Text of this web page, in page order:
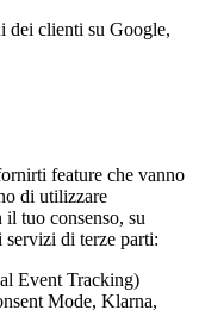
dei clienti su Google,
feature che vanno
di utilizzare
tuo consenso, su
di terze parti:
Event Tracking)
Mode, Klarna,